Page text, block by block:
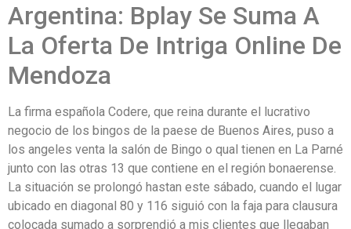
Argentina: Bplay Se Suma A
La Oferta De Intriga Online De
Mendoza
La firma española Codere, que reina durante el lucrativo
negocio de los bingos de la paese de Buenos Aires, puso a
los angeles venta la salón de Bingo o qual tienen en La Parné
junto con las otras 13 que contiene en el región bonaerense.
La situación se prolongó hastan este sábado, cuando el lugar
ubicado en diagonal 80 y 116 siguió con la faja para clausura
colocada sumado a sorprendió a mis clientes que llegaban